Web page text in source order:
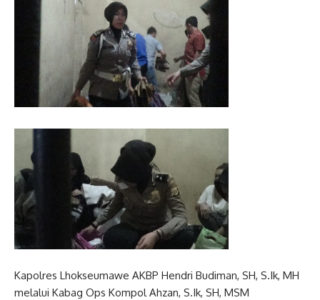
Kapolres Lhokseumawe AKBP Hendri Budiman, SH, S.Ik, MH
melalui Kabag Ops Kompol Ahzan, S.Ik, SH, MSM